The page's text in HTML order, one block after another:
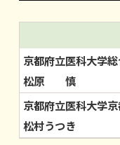
京都府立医科大学
松原 慎
京都府立医科大学
松村うつき